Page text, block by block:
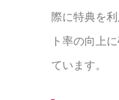
際に特典を
ト率の向上
ています。